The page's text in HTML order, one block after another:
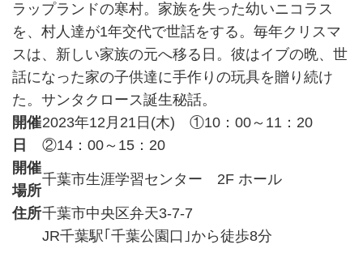
ラップランドの寒村。家族を失った幼いニコラス
を、村人達が1年交代で世話をする。毎年クリスマ
スは、新しい家族の元へ移る日。彼はイブの晩、世
話になった家の子供達に手作りの玩具を贈り続け
た。サンタクロース誕生秘話。
開催
日
2023年12月21日(木) ①10：00～11：20
②14：00～15：20
開催
場所
千葉市生涯学習センター 2F ホール
住所千葉市中央区弁天3-7-7
JR千葉駅｢千葉公園口｣から徒歩8分